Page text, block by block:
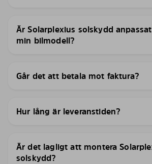
Är Solarplexius solskydd
min bilmodell?
Går det att betala mot faktura?
Hur lång är leveranstiden?
Är det lagligt att montera
solskydd?